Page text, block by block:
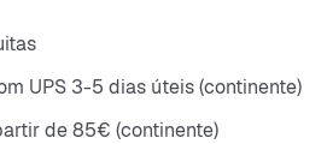
UPS 3-5 dias úteis (continente)
de 85€ (continente)